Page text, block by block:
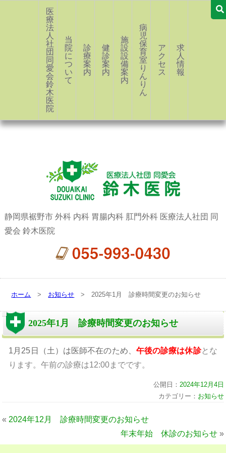
医
療
法
人
社
団
同
愛
会
鈴
木
医
院
当
院
に
つ
い
て
診
療
案
内
健
診
案
内
施
設・
設
備
案
内
病
児
保
育
室
り
ん
り
ん
ア
ク
セ
ス
求
人
情
報
静岡県裾野市 外科 内科 胃腸内科 肛門外科 医療法人社団 同
愛会 鈴木医院
ホーム > お知らせ > 2025年1月 診療時間変更のお知らせ
2025年1月 診療時間変更のお知らせ
1月25日（土）は医師不在のため、 午後の診療は休診とな
ります。午前の診療は12:00までです。
公開日： 2024年12月4日
カテゴリー： お知らせ
« 2024年12月 診療時間変更のお知らせ
年末年始 休診のお知らせ»